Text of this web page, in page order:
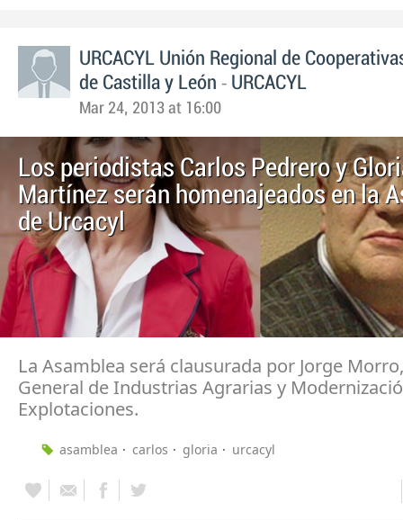
URCACYL Unión Regional de
de Castilla y León - URCACYL
Mar 24, 2013 at 16:00
Los periodistas Carlos Pedrero y
Martínez serán homenajeados en la
de Urcacyl
La Asamblea será clausurada por Jorge
General de Industrias Agrarias y
Explotaciones.
asamblea carlos gloria urcacyl